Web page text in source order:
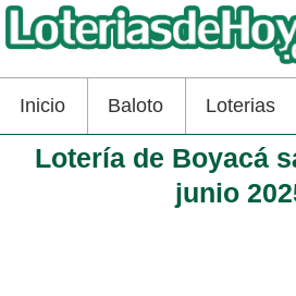
Inicio Baloto Loterias
Lotería de Boyacá
junio